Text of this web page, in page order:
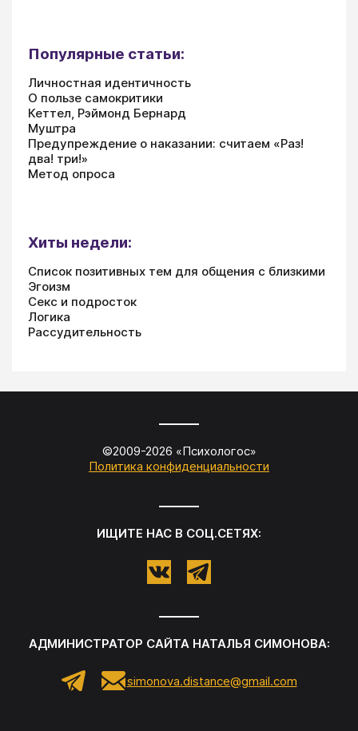
Популярные статьи:
Личностная идентичность
О пользе самокритики
Кеттел, Рэймонд Бернард
Муштра
Предупреждение о наказании: считаем «Раз!
два! три!»
Метод опроса
Хиты недели:
Список позитивных тем для общения с близкими
Эгоизм
Секс и подросток
Логика
Рассудительность
©2009-2026 «Психологос»
Политика конфиденциальности
ИЩИТЕ НАС В СОЦ.СЕТЯХ:
АДМИНИСТРАТОР САЙТА НАТАЛЬЯ СИМОНОВА:
simonova.distance@gmail.com